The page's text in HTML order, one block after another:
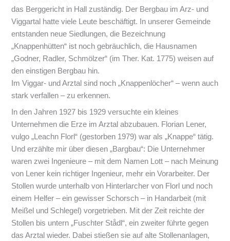
das Berggericht in Hall zuständig. Der Bergbau im Arz- und
Viggartal hatte viele Leute beschäftigt. In unserer Gemeinde
entstanden neue Siedlungen, die Bezeichnung
„Knappenhütten“ ist noch gebräuchlich, die Hausnamen
„Godner, Radler, Schmölzer“ (im Ther. Kat. 1775) weisen auf
den einstigen Bergbau hin.
Im Viggar- und Arztal sind noch „Knappenlöcher“ – wenn auch
stark verfallen – zu erkennen.
In den Jahren 1927 bis 1929 versuchte ein kleines
Unternehmen die Erze im Arztal abzubauen. Florian Lener,
vulgo „Leachn Florl“ (gestorben 1979) war als „Knappe“ tätig.
Und erzählte mir über diesen „Bargbau“: Die Unternehmer
waren zwei Ingenieure – mit dem Namen Lott – nach Meinung
von Lener kein richtiger Ingenieur, mehr ein Vorarbeiter. Der
Stollen wurde unterhalb von Hinterlarcher von Florl und noch
einem Helfer – ein gewisser Schorsch – in Handarbeit (mit
Meißel und Schlegel) vorgetrieben. Mit der Zeit reichte der
Stollen bis untern „Fuschter Stådl“, ein zweiter führte gegen
das Arztal wieder. Dabei stießen sie auf alte Stollenanlagen,